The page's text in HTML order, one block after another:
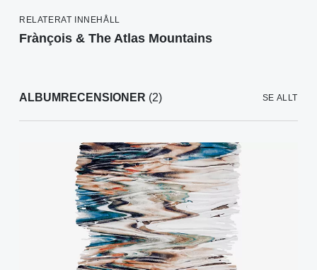
RELATERAT INNEHÅLL
Frànçois & The Atlas Mountains
ALBUMRECENSIONER (2) SE ALLT